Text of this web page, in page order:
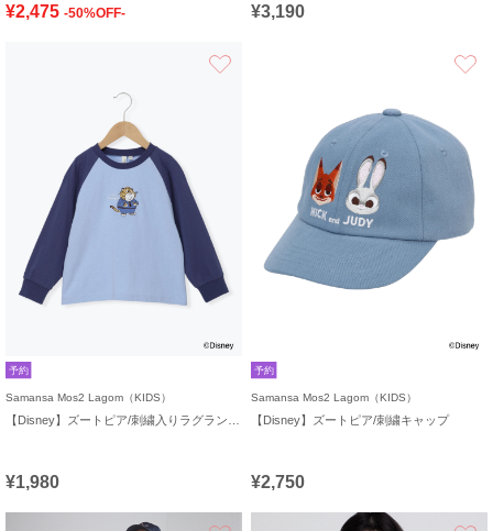
¥2,475 -50%OFF- ¥3,190
予約
Samansa Mos2 Lagom（KIDS）
¥1,980
予約
Samansa Mos2 Lagom（KIDS）
【Disney】ズートピア/刺繍キャップ
¥2,750